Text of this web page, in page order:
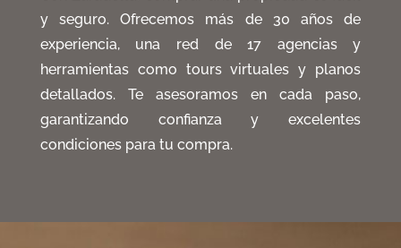
y seguro. Ofrecemos más de 30 años de
experiencia, una red de 17 agencias y
herramientas como tours virtuales y planos
detallados. Te asesoramos en cada paso,
garantizando confianza y excelentes
condiciones para tu compra.